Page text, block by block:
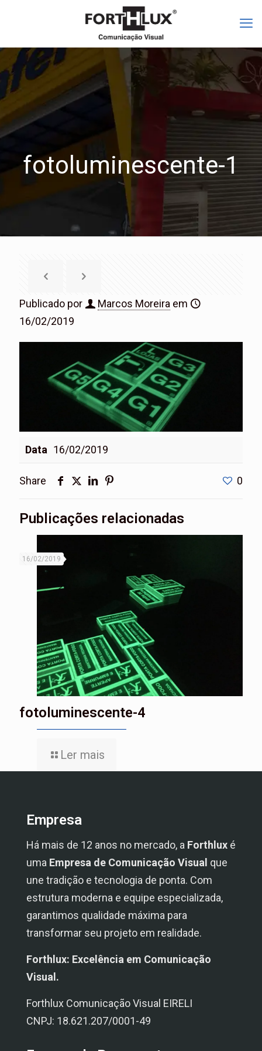
fotoluminescente-1
Publicado por Marcos Moreira em
16/02/2019
Data 16/02/2019
Share 0
Publicações relacionadas
16/02/2019
fotoluminescente-4
Ler mais
Empresa
Há mais de 12 anos no mercado, a Forthlux é
uma Empresa de Comunicação Visual que
une tradição e tecnologia de ponta. Com
estrutura moderna e equipe especializada,
garantimos qualidade máxima para
transformar seu projeto em realidade.
Forthlux: Excelência em Comunicação
Visual.
Forthlux Comunicação Visual EIRELI
CNPJ: 18.621.207/0001-49